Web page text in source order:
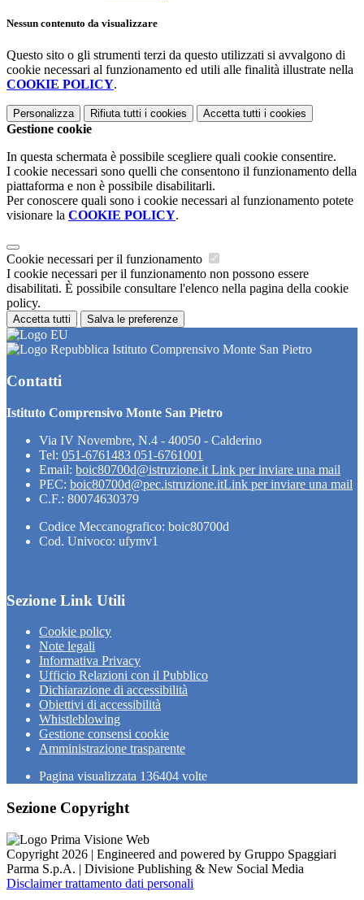
Nessun contenuto da visualizzare
Questo sito o gli strumenti terzi da questo utilizzati si avvalgono di
cookie necessari al funzionamento ed utili alle finalità illustrate nella
COOKIE POLICY.
Personalizza Rifiuta tutti i cookies Accetta tutti i cookies
Gestione cookie
In questa schermata è possibile scegliere quali cookie consentire.
I cookie necessari sono quelli che consentono il funzionamento della
piattaforma e non è possibile disabilitarli.
Per conoscere quali sono i cookie necessari al funzionamento potete
visionare la COOKIE POLICY.
Cookie necessari per il funzionamento
I cookie necessari per il funzionamento non possono essere
disabilitati. È possibile consultare l'elenco nella pagina della cookie
policy.
Accetta tutti Salva le preferenze
Istituto Comprensivo Monte San Pietro
Contatti
Istituto Comprensivo Monte San Pietro
Via IV Novembre, N.4 - 40050 - Calderino
Tel: 051-6761483 051-6761001
Email: boic80700d@istruzione.it Link per inviare una mail
PEC: boic80700d@pec.istruzione.itLink per inviare una mail
C.F.: 80074630379
Codice Meccanografico: boic80700d
Cod. Univoco: ufymv1
Sezione Link Utili
Cookie policy
Note legali
Informativa Privacy
Ufficio Relazioni con il Pubblico
Dichiarazione di accessibilità
Obiettivi di accessibilità
Whistleblowing
Gestione consensi cookie
Amministrazione trasparente
Pagina visualizzata 136404 volte
Sezione Copyright
Copyright 2026 | Engineered and powered by Gruppo Spaggiari
Parma S.p.A. | Divisione Publishing & New Social Media
Disclaimer trattamento dati personali